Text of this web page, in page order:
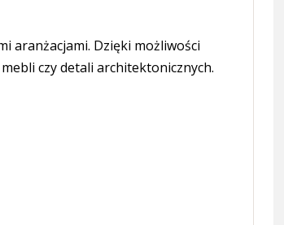
aranżacjami. Dzięki możliwości
czy detali architektonicznych.